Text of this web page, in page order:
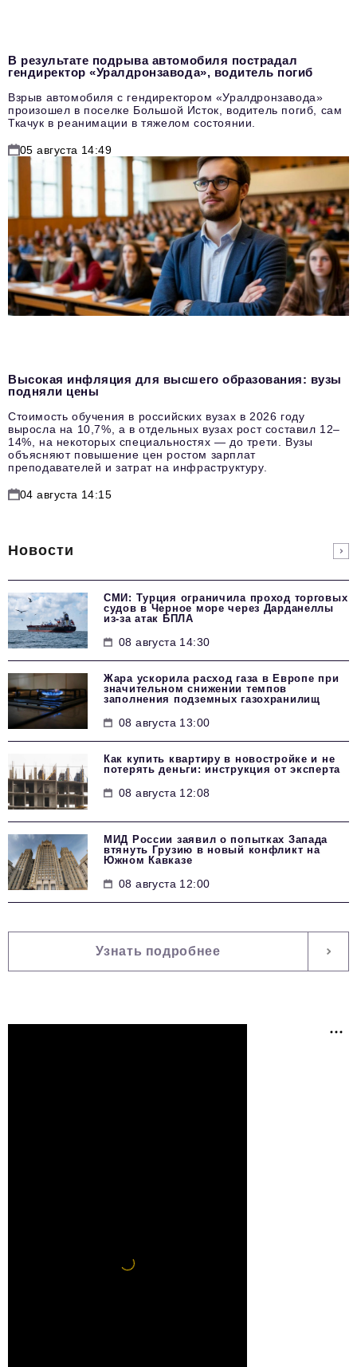
В результате подрыва автомобиля пострадал
гендиректор «Уралдронзавода», водитель погиб
Взрыв автомобиля с гендиректором «Уралдронзавода»
произошел в поселке Большой Исток, водитель погиб, сам
Ткачук в реанимации в тяжелом состоянии.
05 августа 14:49
Высокая инфляция для высшего образования: вузы
подняли цены
Стоимость обучения в российских вузах в 2026 году
выросла на 10,7%, а в отдельных вузах рост составил 12–
14%, на некоторых специальностях — до трети. Вузы
объясняют повышение цен ростом зарплат
преподавателей и затрат на инфраструктуру.
04 августа 14:15
Новости
СМИ: Турция ограничила проход торговых
судов в Черное море через Дарданеллы
из-за атак БПЛА
08 августа 14:30
Жара ускорила расход газа в Европе при
значительном снижении темпов
заполнения подземных газохранилищ
08 августа 13:00
Как купить квартиру в новостройке и не
потерять деньги: инструкция от эксперта
08 августа 12:08
МИД России заявил о попытках Запада
втянуть Грузию в новый конфликт на
Южном Кавказе
08 августа 12:00
Узнать подробнее